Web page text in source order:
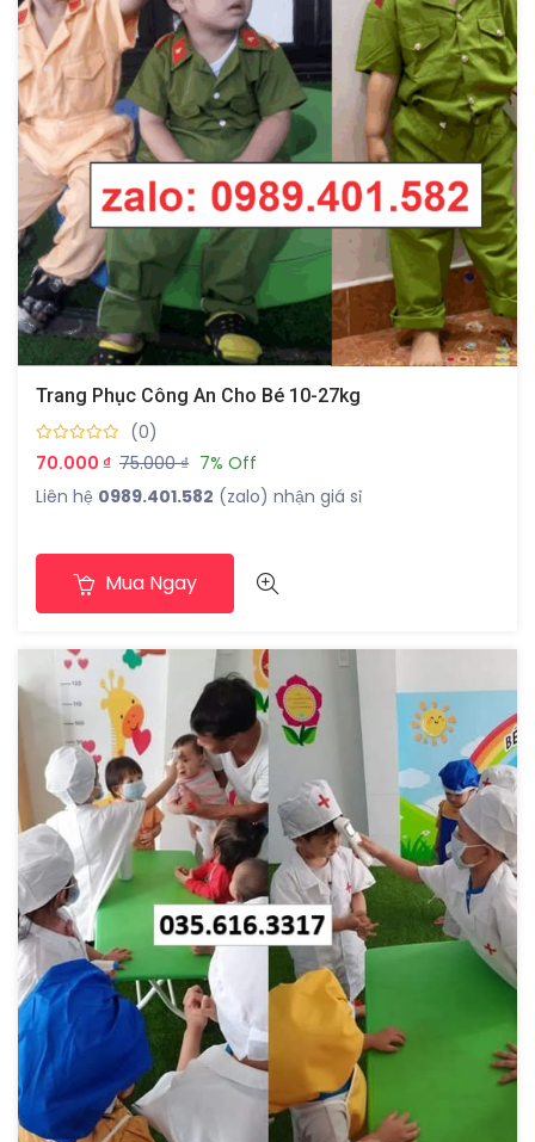
Trang Phục Công An Cho Bé 10-27kg
(0)
70.000 ₫ 75.000 ₫ 7% Off
Liên hệ 0989.401.582 (zalo) nhận giá sỉ
Mua Ngay